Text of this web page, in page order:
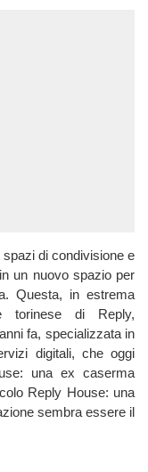
di condivisione e
un nuovo spazio per
Questa, in estrema
torinese di Reply,
fa, specializzata in
digitali, che oggi
una ex caserma
Reply House: una
sembra essere il